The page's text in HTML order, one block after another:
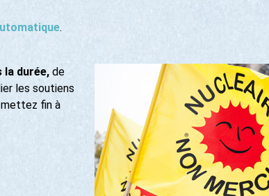
.
la durée, de
les soutiens
mettez fin à